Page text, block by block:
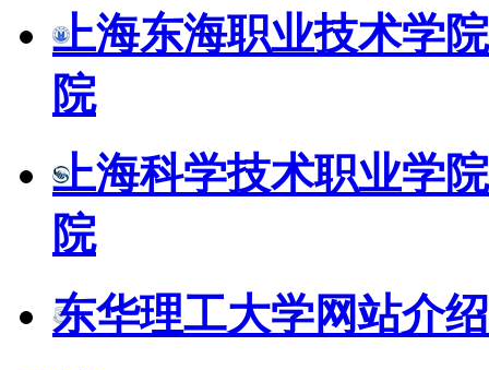
上海东海职业技术学
院
上海科学技术职业学
院
东华理工大学网站介绍